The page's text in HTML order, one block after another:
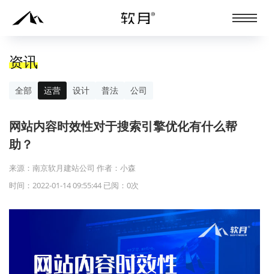
资讯
全部 运营 设计 普法 公司
网站内容时效性对于搜索引擎优化有什么帮
助？
来源：南京软月建站公司 作者：小森
时间：2022-01-14 09:55:44 已阅： 0次